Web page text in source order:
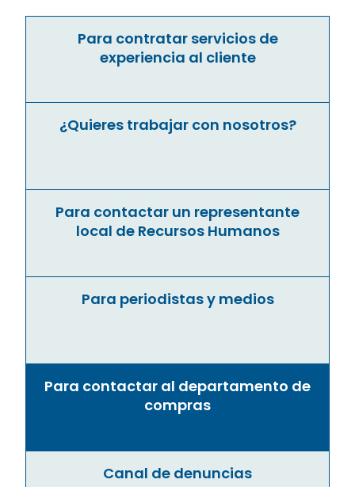
Para contratar servicios de
experiencia al cliente
¿Quieres trabajar con nosotros?
Para contactar un representante
local de Recursos Humanos
Para periodistas y medios
Para contactar al departamento de
compras
Canal de denuncias